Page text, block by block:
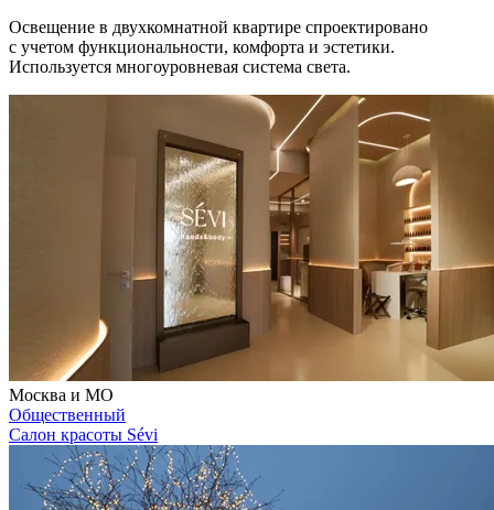
Освещение в двухкомнатной квартире спроектировано
с учетом функциональности, комфорта и эстетики.
Используется многоуровневая система света.
Москва и МО
Общественный
Салон красоты Sévi